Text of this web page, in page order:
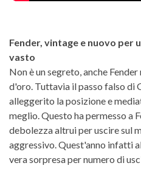
Fender, vintage e nuovo per
vasto
Non è un segreto, anche
d'oro. Tuttavia il passo falso di
alleggerito la posizione e
meglio. Questo ha permesso a
debolezza altrui per uscire sul
aggressivo. Quest'anno infatti
vera sorpresa per numero di